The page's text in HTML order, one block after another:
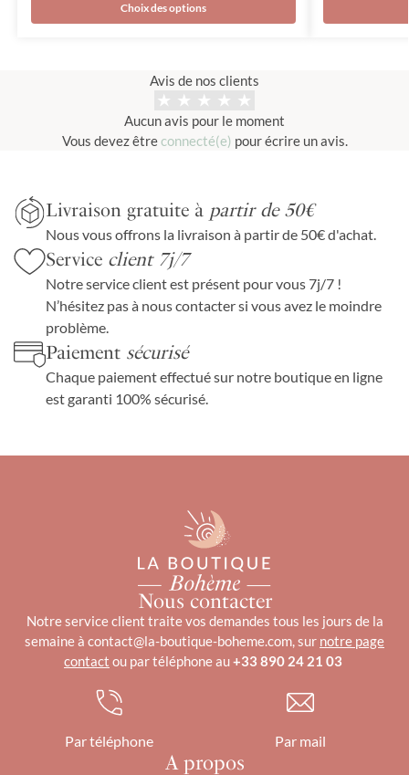
Choix des options
Avis de nos clients
Aucun avis pour le moment
Vous devez êtreconnecté(e) pour écrire un avis.
Livraison gratuite à partir de 50€
Nous vous offrons la livraison à partir de 50€ d'achat.
Service client 7j/7
Notre service client est présent pour vous 7j/7 !
N’hésitez pas à nous contacter si vous avez le moindre
problème.
Paiement sécurisé
Chaque paiement effectué sur notre boutique en ligne
est garanti 100% sécurisé.
Nous contacter
Notre service client traite vos demandes tous les jours de la
semaine à contact@la-boutique-boheme.com, sur notre page
contact ou par téléphone au+33 890 24 21 03
Par téléphone Par mail
A propos